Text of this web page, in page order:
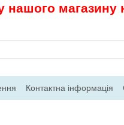
нашого
Контактна інформація